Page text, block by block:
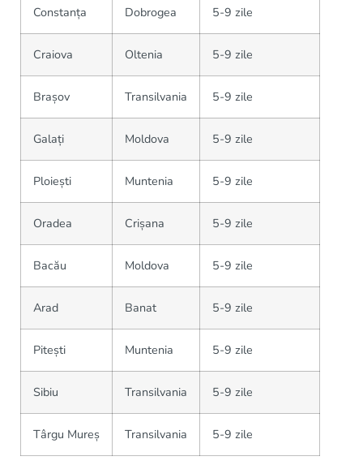
Constanța Dobrogea 5-9 zile
Craiova Oltenia 5-9 zile
Brașov Transilvania 5-9 zile
Galați Moldova 5-9 zile
Ploiești Muntenia 5-9 zile
Oradea Crișana 5-9 zile
Bacău Moldova 5-9 zile
Arad Banat 5-9 zile
Pitești Muntenia 5-9 zile
Sibiu Transilvania 5-9 zile
Târgu Mureș Transilvania 5-9 zile